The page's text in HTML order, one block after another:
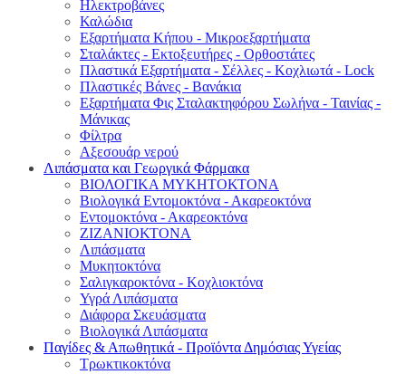
Ηλεκτροβάνες
Καλώδια
Εξαρτήματα Κήπου - Μικροεξαρτήματα
Σταλάκτες - Εκτοξευτήρες - Ορθοστάτες
Πλαστικά Εξαρτήματα - Σέλλες - Κοχλιωτά - Lock
Πλαστικές Βάνες - Βανάκια
Εξαρτήματα Φις Σταλακτηφόρου Σωλήνα - Ταινίας -
Μάνικας
Φίλτρα
Αξεσουάρ νερού
Λιπάσματα και Γεωργικά Φάρμακα
ΒΙΟΛΟΓΙΚΑ ΜΥΚΗΤΟΚΤΟΝΑ
Βιολογικά Εντομοκτόνα - Ακαρεοκτόνα
Εντομοκτόνα - Ακαρεοκτόνα
ΖΙΖΑΝΙΟΚΤΟΝΑ
Λιπάσματα
Μυκητοκτόνα
Σαλιγκαροκτόνα - Κοχλιοκτόνα
Υγρά Λιπάσματα
Διάφορα Σκευάσματα
Βιολογικά Λιπάσματα
Παγίδες & Απωθητικά - Προϊόντα Δημόσιας Υγείας
Τρωκτικοκτόνα